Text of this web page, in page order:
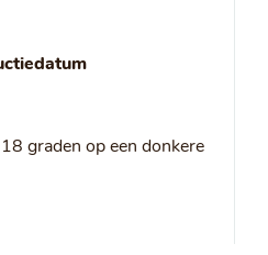
graden op een donkere